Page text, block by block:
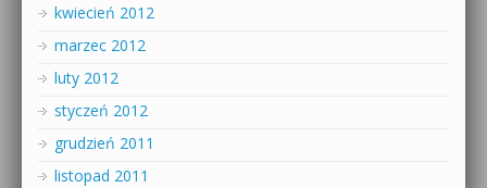
kwiecień 2012
marzec 2012
luty 2012
styczeń 2012
grudzień 2011
listopad 2011